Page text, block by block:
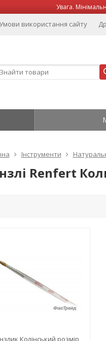
Увага.
використання сайту
Інструменти
Renfert
Колінський розмір